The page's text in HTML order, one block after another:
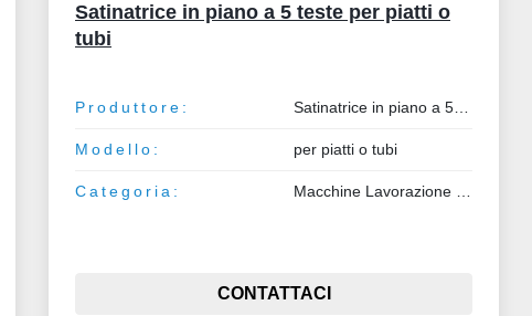
Satinatrice in piano a 5 teste per piatti o
tubi
Produttore: Satinatrice in piano a 5 teste
Modello: per piatti o tubi
Categoria: Macchine Lavorazione Lamiera e Tubo
CONTATTACI